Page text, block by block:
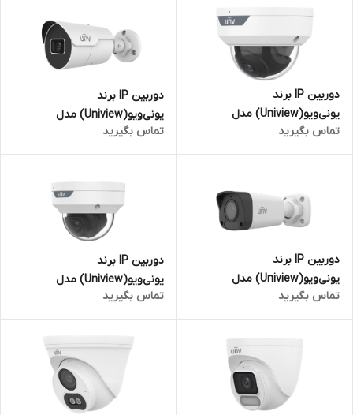
دوربین IP برند
یونی‌ویو(Uniview) مدل
مگاپیکسل
تماس بگیرید
دوربین IP برند
یونی‌ویو(Uniview) مدل
مگاپیکسل
تماس بگیرید
دوربین IP برند
یونی‌ویو(Uniview) مدل
مگاپیکسل
تماس بگیرید
دوربین IP برند
یونی‌ویو(Uniview) مدل
مگاپیکسل
تماس بگیرید